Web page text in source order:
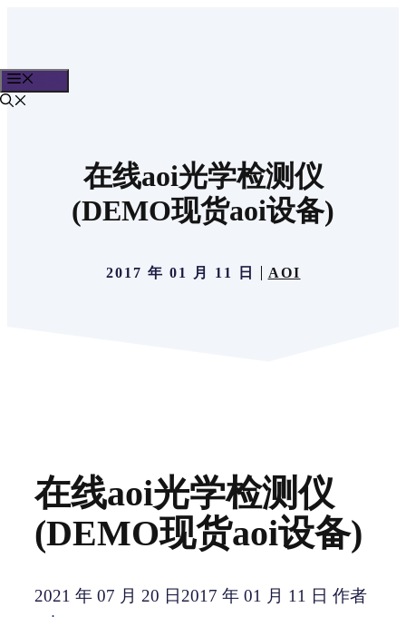
内
容
在线aoi光学检测仪
(DEMO现货aoi设备)
2017 年 01 月 11 日 AOI
在线aoi光学检测仪
(DEMO现货aoi设备)
2021 年 07 月 20 日2017 年 01 月 11 日 作者